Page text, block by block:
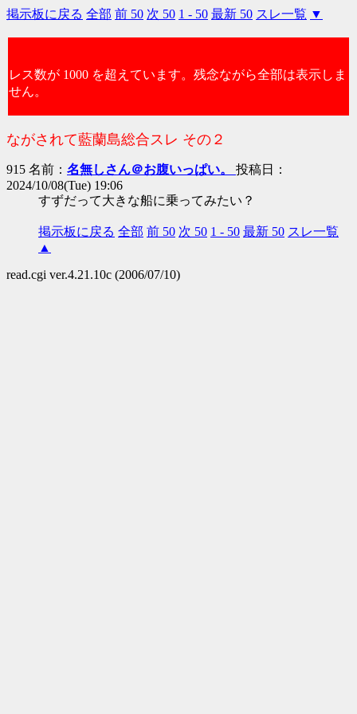
掲示板に戻る 全部 前 50 次 50 1 - 50 最新 50 スレ一覧 ▼
レス数が 1000 を超えています。残念ながら全部は表示しま
せん。
ながされて藍蘭島総合スレ その２
915 名前： 名無しさん＠お腹いっぱい。 投稿日：
2024/10/08(Tue) 19:06
すずだって大きな船に乗ってみたい？
掲示板に戻る 全部 前 50 次 50 1 - 50 最新 50 スレ一覧
▲
read.cgi ver.4.21.10c (2006/07/10)